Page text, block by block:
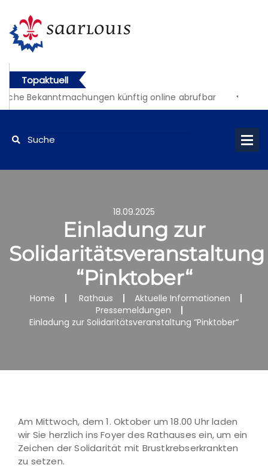
Topaktuell
Bekanntmachungen künftig online abrufbar
18.09.2025
Einladung zur
Solidaritätsveranstaltung
“Pinktober“
Home Rathaus
Aktuelle Informationen
Pressemeldungen
Einladung zur Solidaritätsveranstaltung “Pinktober“
Am Mittwoch, dem 1. Oktober um 18.00 Uhr laden
wir Sie herzlich ins Foyer des Rathauses ein, um ein
Zeichen der Solidarität mit Brustkrebserkrankten
zu setzen.